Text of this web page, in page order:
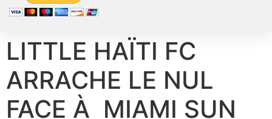
LITTLE HAÏTI FC
ARRACHE LE NUL
FACE À MIAMI SUN